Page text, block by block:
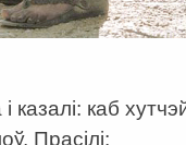
казалі: каб
Прасілі: